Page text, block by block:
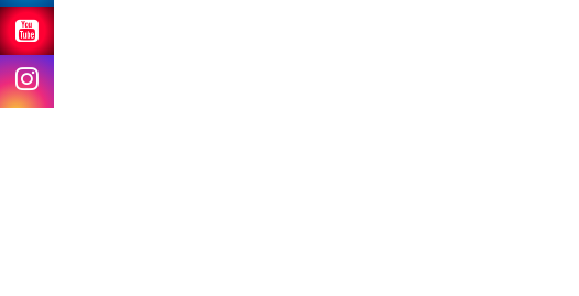
Youtube
Instagram